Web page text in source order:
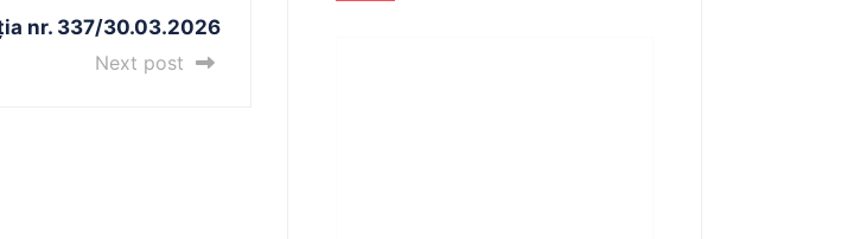
nr. 337/30.03.2026
Next post